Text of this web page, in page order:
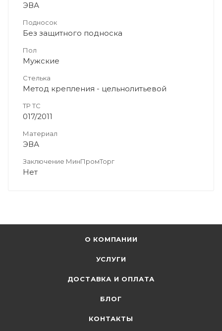
ЭВА
Подносок
Без защитного подноска
Пол
Мужские
Стелька
Метод крепления - цельнолитьевой
ТР ТС
017/2011
Материал
ЭВА
Заключение МинПромТорг
Нет
О КОМПАНИИ
УСЛУГИ
ДОСТАВКА И ОПЛАТА
БЛОГ
КОНТАКТЫ